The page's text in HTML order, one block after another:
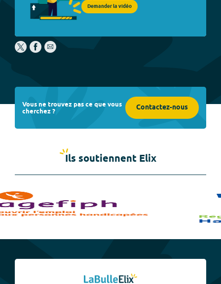
Demander la vidéo
Vous ne trouvez pas ce que vous
cherchez ? Contactez-nous
Ils soutiennent Elix